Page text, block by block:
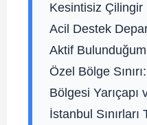
Kesintisiz Çilingir
Acil Destek
Aktif
Özel Bölge Sınırı:
Bölgesi Yarıçapı
İstanbul Sınırları